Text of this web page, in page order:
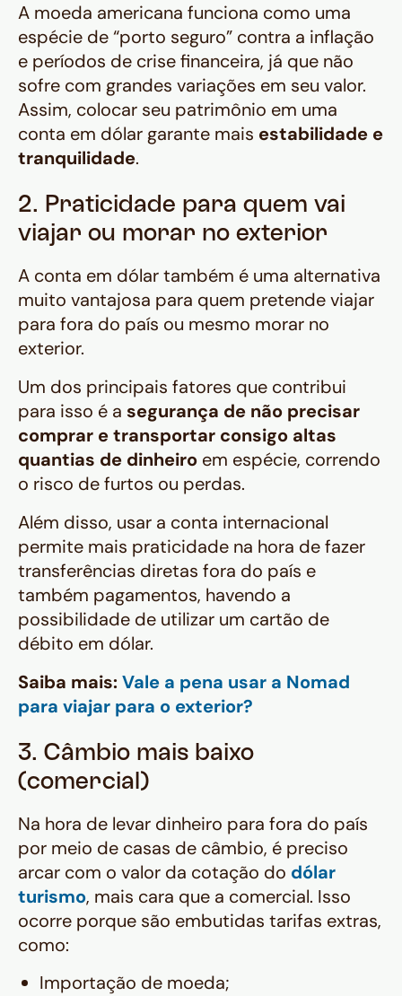
A moeda americana funciona como uma
espécie de “porto seguro” contra a inflação
e períodos de crise financeira, já que não
sofre com grandes variações em seu valor.
Assim, colocar seu patrimônio em uma
conta em dólar garante mais estabilidade e
tranquilidade.
2. Praticidade para quem vai
viajar ou morar no exterior
A conta em dólar também é uma alternativa
muito vantajosa para quem pretende viajar
para fora do país ou mesmo morar no
exterior.
Um dos principais fatores que contribui
para isso é a segurança de não precisar
comprar e transportar consigo altas
quantias de dinheiro em espécie, correndo
o risco de furtos ou perdas.
Além disso, usar a conta internacional
permite mais praticidade na hora de fazer
transferências diretas fora do país e
também pagamentos, havendo a
possibilidade de utilizar um cartão de
débito em dólar.
Saiba mais:Vale a pena usar a Nomad
para viajar para o exterior?
3. Câmbio mais baixo
(comercial)
Na hora de levar dinheiro para fora do país
por meio de casas de câmbio, é preciso
arcar com o valor da cotação do dólar
turismo, mais cara que a comercial. Isso
ocorre porque são embutidas tarifas extras,
como:
Importação de moeda;